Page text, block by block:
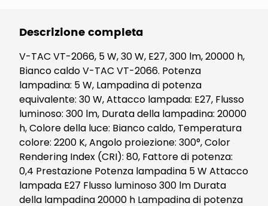
Descrizione completa
V-TAC VT-2066, 5 W, 30 W, E27, 300 lm, 20000 h,
Bianco caldo V-TAC VT-2066. Potenza
lampadina: 5 W, Lampadina di potenza
equivalente: 30 W, Attacco lampada: E27, Flusso
luminoso: 300 lm, Durata della lampadina: 20000
h, Colore della luce: Bianco caldo, Temperatura
colore: 2200 K, Angolo proiezione: 300°, Color
Rendering Index (CRI): 80, Fattore di potenza:
0,4 Prestazione Potenza lampadina 5 W Attacco
lampada E27 Flusso luminoso 300 lm Durata
della lampadina 20000 h Lampadina di potenza